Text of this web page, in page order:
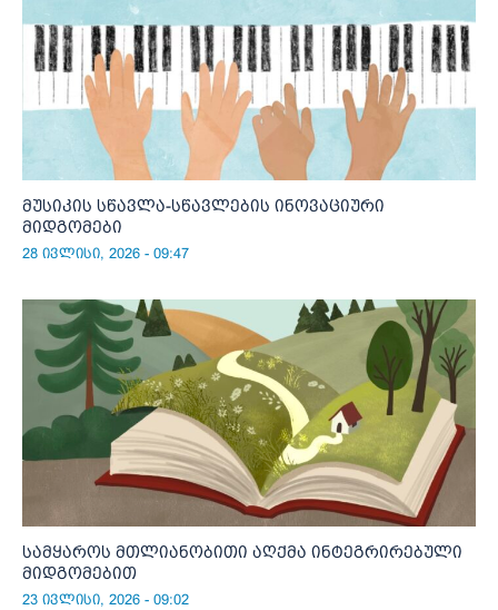
მუსიკის სწავლა-სწავლების ინოვაციური
მიდგომები
28 ივლისი, 2026 - 09:47
სამყაროს მთლიანობითი აღქმა ინტეგრირებული
მიდგომებით
23 ივლისი, 2026 - 09:02